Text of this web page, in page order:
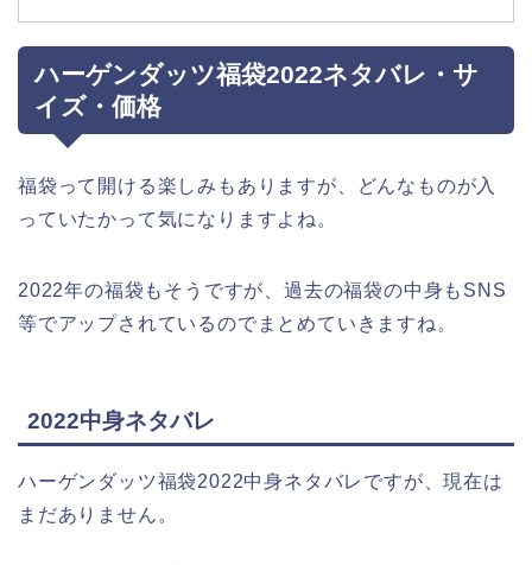
ハーゲンダッツ福袋2022ネタバレ・サ
イズ・価格
福袋って開ける楽しみもありますが、どんなものが入
っていたかって気になりますよね。
2022年の福袋もそうですが、過去の福袋の中身もSNS
等でアップされているのでまとめていきますね。
2022中身ネタバレ
ハーゲンダッツ福袋2022中身ネタバレですが、現在は
まだありません。